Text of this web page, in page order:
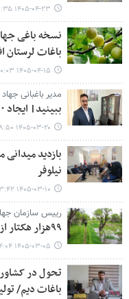
۱۴۰۵-۰۴-۲۳ ۱۱:۳۵
باغات لرستان
۱۴۰۵-۰۴-۱۵ ۱۰:۰۳
مدیر باغبانی
ببینید| ایجاد ۵۰۰ هکتار باغ جدید در ایلام
۱۴۰۵-۰۳-۲۰ ۱۸:۵۰
بازدید
نیلوفر
۱۴۰۵-۰۳-۱۰ ۱۳:۴۲
رییس سازمان
۹۹هزار هکتار از باغات قزوین شناسنامه دار شدند
۱۴۰۵-۰۳-۰۵ ۱۴:۰۴
تحول در
باغات دیم/ تولید سالانه ۵